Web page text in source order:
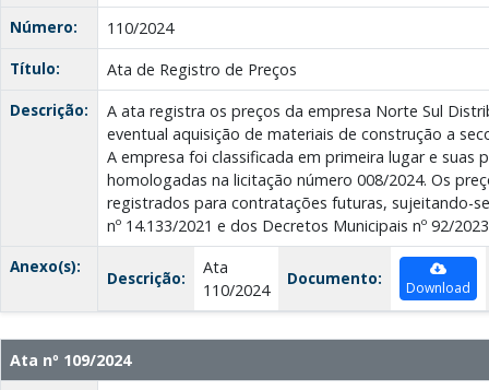
Número:
110/2024
Título:
Ata de Registro de Preços
Descrição:
A ata registra os preços da empresa Norte Sul
eventual aquisição de materiais de construção a
A empresa foi classificada em primeira lugar e suas
homologadas na licitação número 008/2024. Os
registrados para contratações futuras, sujeitando-
nº 14.133/2021 e dos Decretos Municipais nº 92/
Anexo(s):
Descrição:
Ata
110/2024
Documento: Download
Ata nº 109/2024